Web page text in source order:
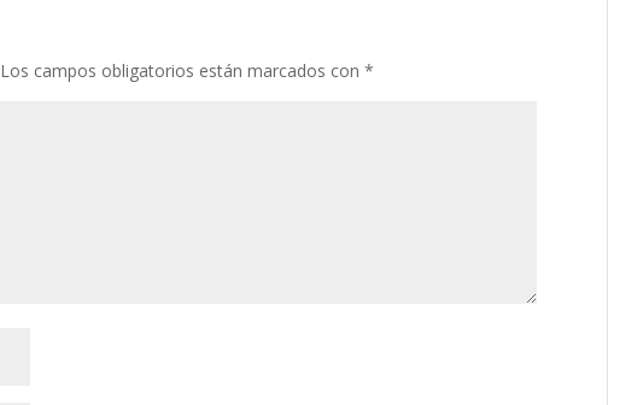
Los campos obligatorios están marcados con*